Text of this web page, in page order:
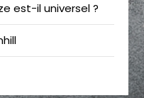
est-il universel ?